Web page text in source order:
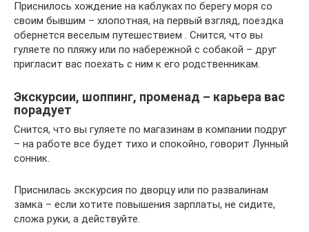
Приснилось хождение на каблуках по берегу моря со
своим бывшим – хлопотная, на первый взгляд, поездка
обернется веселым путешествием . Снится, что вы
гуляете по пляжу или по набережной с собакой – друг
пригласит вас поехать с ним к его родственникам.
Экскурсии, шоппинг, променад – карьера вас
порадует
Снится, что вы гуляете по магазинам в компании подруг
– на работе все будет тихо и спокойно, говорит Лунный
сонник.
Приснилась экскурсия по дворцу или по развалинам
замка – если хотите повышения зарплаты, не сидите,
сложа руки, а действуйте.